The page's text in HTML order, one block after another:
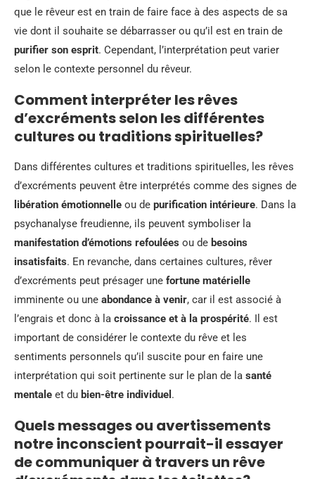
que le rêveur est en train de faire face à des aspects de sa
vie dont il souhaite se débarrasser ou qu’il est en train de
purifier son esprit. Cependant, l’interprétation peut varier
selon le contexte personnel du rêveur.
Comment interpréter les rêves
d’excréments selon les différentes
cultures ou traditions spirituelles?
Dans différentes cultures et traditions spirituelles, les rêves
d’excréments peuvent être interprétés comme des signes de
libération émotionnelle ou de purification intérieure. Dans la
psychanalyse freudienne, ils peuvent symboliser la
manifestation d’émotions refoulées ou de besoins
insatisfaits. En revanche, dans certaines cultures, rêver
d’excréments peut présager une fortune matérielle
imminente ou une abondance à venir, car il est associé à
l’engrais et donc à la croissance et à la prospérité. Il est
important de considérer le contexte du rêve et les
sentiments personnels qu’il suscite pour en faire une
interprétation qui soit pertinente sur le plan de la santé
mentale et du bien-être individuel .
Quels messages ou avertissements
notre inconscient pourrait-il essayer
de communiquer à travers un rêve